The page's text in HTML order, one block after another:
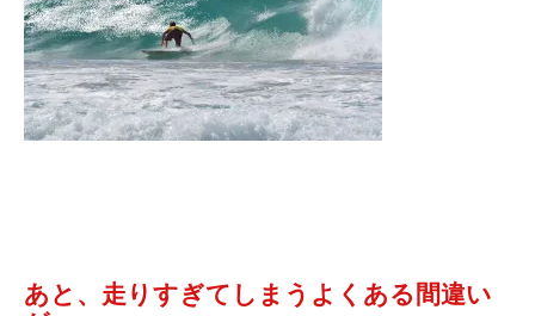
あと、走りすぎてしまうよくある間違い